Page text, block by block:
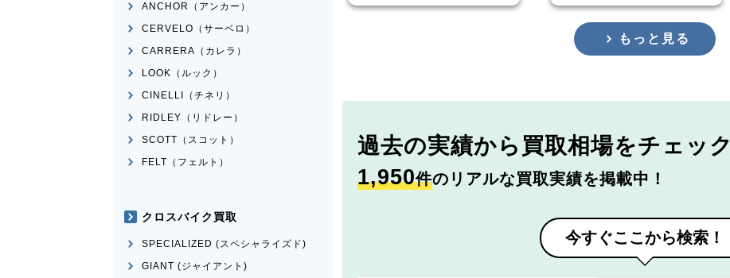
もっと見る
過去の実績から 買取相場をチェック
1,950件のリアルな買取実績を掲載中！
今すぐここから検索！
ANCHOR（アンカー）
CERVELO（サーベロ）
CARRERA（カレラ）
LOOK（ルック）
CINELLI（チネリ）
RIDLEY（リドレー）
SCOTT（スコット）
FELT（フェルト）
クロスバイク買取
SPECIALIZED (スペシャライズド)
GIANT (ジャイアント)